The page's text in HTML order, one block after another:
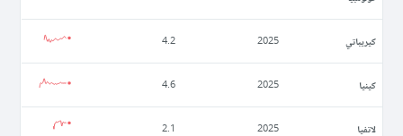
كيريباتي 2025
4.2
كينيا 2025
4.6
لاتفيا 2025
2.1